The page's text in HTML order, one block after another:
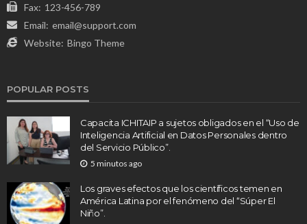
Fax: 123-456-789
Email: email@support.com
Website: Bingo Theme
POPULAR POSTS
Capacita ICHITAIP a sujetos obligados en el “Uso de
Inteligencia Artificial en Datos Personales dentro
del Servicio Público”.
5 minutos ago
Los graves efectos que los científicos temen en
América Latina por el fenómeno del “Súper El
Niño”.